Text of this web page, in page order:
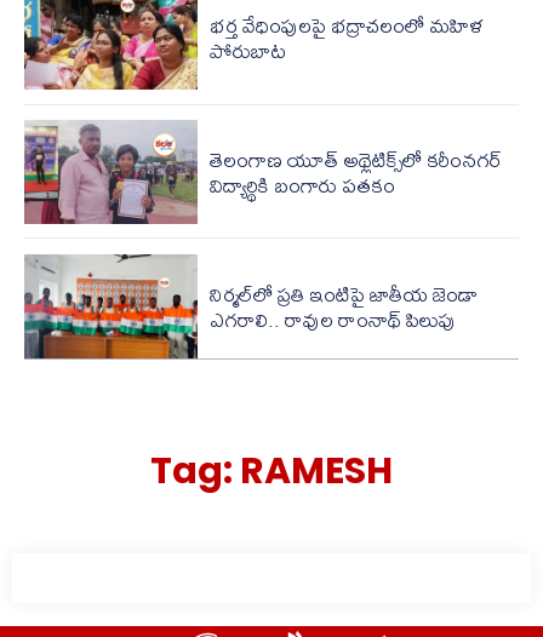
భర్త వేధింపులపై భద్రాచలంలో మహిళ
పోరుబాట
తెలంగాణ యూత్ అథ్లెటిక్స్‌లో కరీంనగర్
విద్యార్థికి బంగారు పతకం
నిర్మల్‌లో ప్రతి ఇంటిపై జాతీయ జెండా
ఎగరాలి.. రావుల రాంనాథ్ పిలుపు
Tag: RAMESH